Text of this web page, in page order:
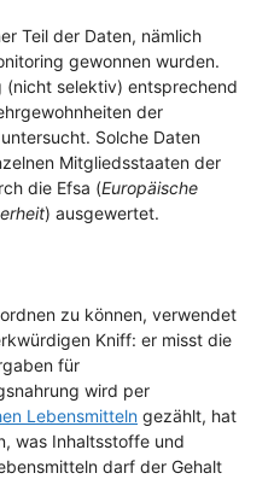
Teil der Daten, nämlich
gewonnen wurden.
(nicht selektiv) entsprechend
der
Solche Daten
Mitgliedsstaaten der
die Efsa (Europäische
) ausgewertet.
zu können, verwendet
Kniff: er misst die
für
wird per
Lebensmitteln gezählt, hat
was Inhaltsstoffe und
darf der Gehalt